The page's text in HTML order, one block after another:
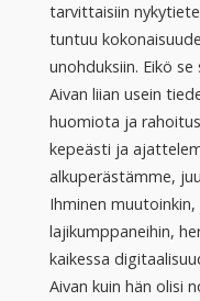
tarvittaisiin
tuntuu
unohduksiin. Eikö
Aivan liian usein
huomiota ja
kepeästi ja
alkuperästämme,
Ihminen
lajikumppaneihin,
kaikessa
Aivan kuin hän olisi